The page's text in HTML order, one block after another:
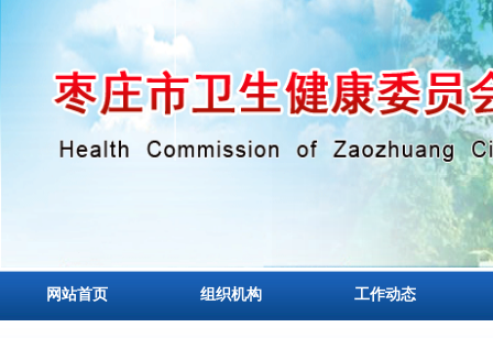
网站首页 组织机构 工作动态